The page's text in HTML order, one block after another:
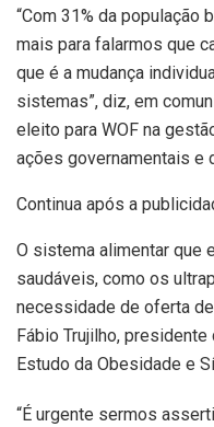
“Com 31% da população
mais para falarmos que
que é a mudança
sistemas”, diz, em
eleito para WOF na
ações governamentais e
Continua após a
O sistema alimentar que
saudáveis, como os
necessidade de oferta
Fábio Trujilho,
Estudo da Obesidade e
“É urgente sermos